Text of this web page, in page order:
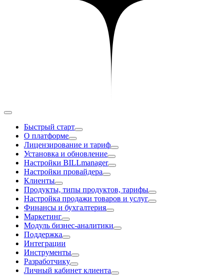
Быстрый старт
О платформе
Лицензирование и тариф
Установка и обновление
Настройки BILLmanager
Настройки провайдера
Клиенты
Продукты, типы продуктов, тарифы
Настройка продажи товаров и услуг
Финансы и бухгалтерия
Маркетинг
Модуль бизнес-аналитики
Поддержка
Интеграции
Инструменты
Разработчику
Личный кабинет клиента